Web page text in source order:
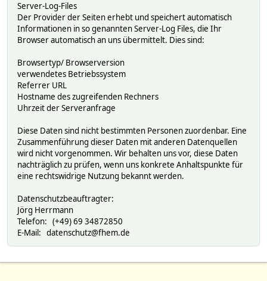
Server-Log-Files
Der Provider der Seiten erhebt und speichert automatisch
Informationen in so genannten Server-Log Files, die Ihr
Browser automatisch an uns übermittelt. Dies sind:
Browsertyp/ Browserversion
verwendetes Betriebssystem
Referrer URL
Hostname des zugreifenden Rechners
Uhrzeit der Serveranfrage
Diese Daten sind nicht bestimmten Personen zuordenbar. Eine
Zusammenführung dieser Daten mit anderen Datenquellen
wird nicht vorgenommen. Wir behalten uns vor, diese Daten
nachträglich zu prüfen, wenn uns konkrete Anhaltspunkte für
eine rechtswidrige Nutzung bekannt werden.
Datenschutzbeauftragter:
Jörg Herrmann
Telefon: (+49) 69 34872850
E-Mail: datenschutz@fhem.de